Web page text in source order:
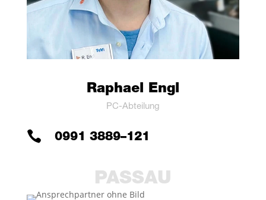
Rapha­el Engl
PC-Abtei­lung
 0991 3889–121
PAS­SAU